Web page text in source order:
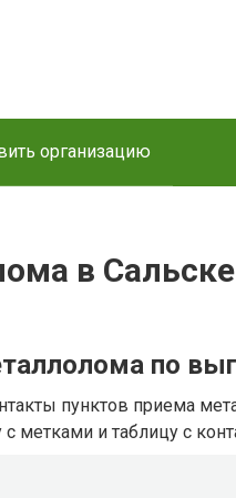
организацию
в Сальске
по
пунктов приема
с метками и таблицу с